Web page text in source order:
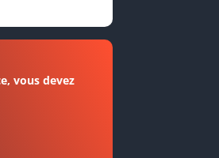
vous devez